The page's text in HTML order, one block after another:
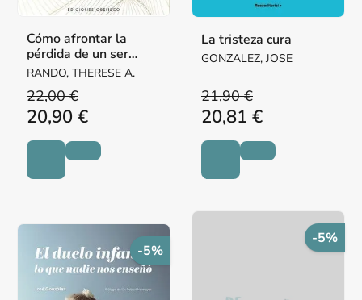
Cómo afrontar la
pérdida de un ser
querido
RANDO, THERESE A.
22,00 €
20,90 €
La tristeza cura
GONZALEZ, JOSE
21,90 €
20,81 €
-5%
-5%